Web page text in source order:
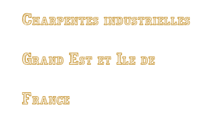
Charpentes industrielles
Grand Est et Ile de
France